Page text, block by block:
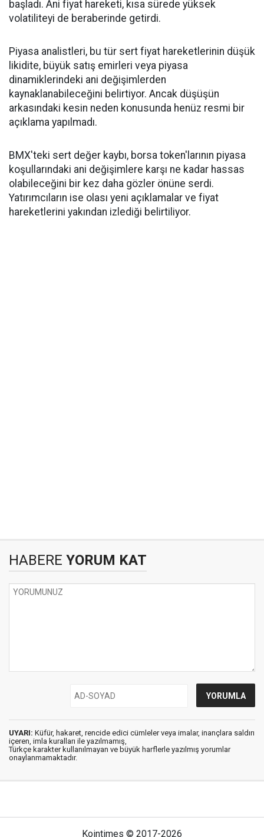
başladı. Ani fiyat hareketi, kısa sürede yüksek
volatiliteyi de beraberinde getirdi.
Piyasa analistleri, bu tür sert fiyat hareketlerinin düşük
likidite, büyük satış emirleri veya piyasa
dinamiklerindeki ani değişimlerden
kaynaklanabileceğini belirtiyor. Ancak düşüşün
arkasındaki kesin neden konusunda henüz resmi bir
açıklama yapılmadı.
BMX'teki sert değer kaybı, borsa token'larının piyasa
koşullarındaki ani değişimlere karşı ne kadar hassas
olabileceğini bir kez daha gözler önüne serdi.
Yatırımcıların ise olası yeni açıklamalar ve fiyat
hareketlerini yakından izlediği belirtiliyor.
HABERE YORUM KAT
UYARI: Küfür, hakaret, rencide edici cümleler veya imalar, inançlara saldırı
içeren, imla kuralları ile yazılmamış,
Türkçe karakter kullanılmayan ve büyük harflerle yazılmış yorumlar
onaylanmamaktadır.
Kointimes © 2017-2026